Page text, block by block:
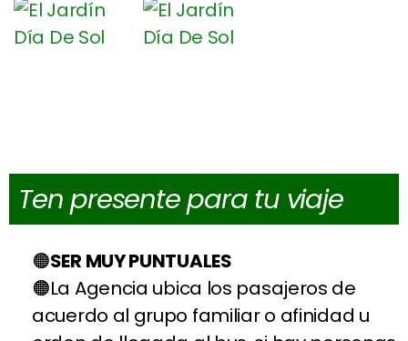
Ten presente para tu viaje
SER MUY PUNTUALES
La Agencia ubica los pasajeros de
acuerdo al grupo familiar o afinidad u